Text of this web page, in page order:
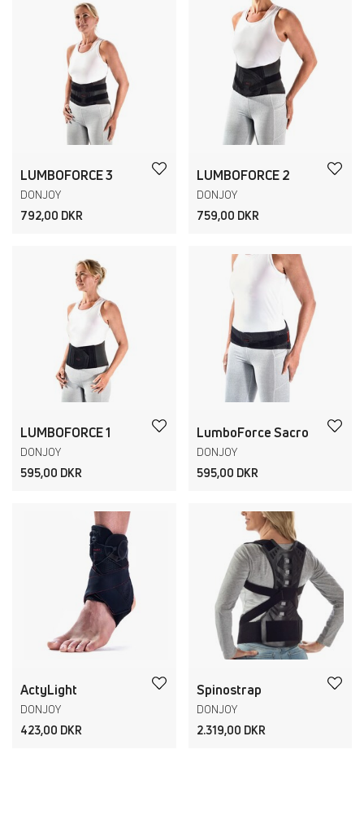
LUMBOFORCE 3
DONJOY
792,00 DKR
LUMBOFORCE 2
DONJOY
759,00 DKR
LUMBOFORCE 1
DONJOY
595,00 DKR
LumboForce Sacro
DONJOY
595,00 DKR
ActyLight
DONJOY
423,00 DKR
Spinostrap
DONJOY
2.319,00 DKR